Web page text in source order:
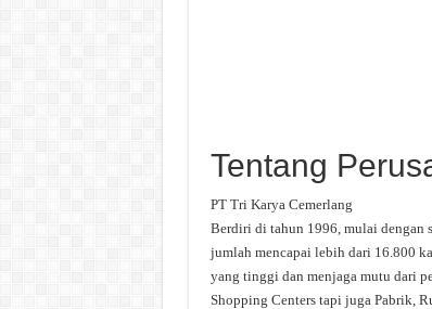
Tentang
PT Tri Karya Cemerlang
Berdiri di tahun 1996, mulai dengan
jumlah mencapai lebih dari 16.800
yang tinggi dan menjaga mutu dari
Shopping Centers tapi juga Pabrik,